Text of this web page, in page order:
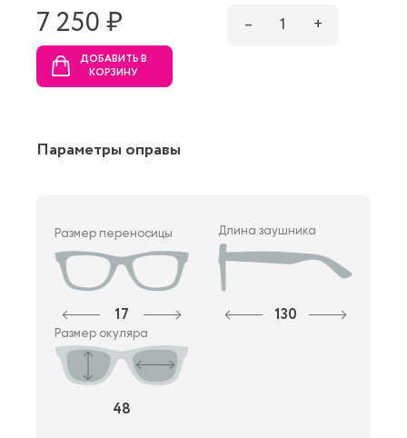
7 250 ₷ – 1 +
ДОБАВИТЬ В
КОРЗИНУ
Параметры оправы
Размер переносицы
17
Длина заушника
130
Размер окуляра
48